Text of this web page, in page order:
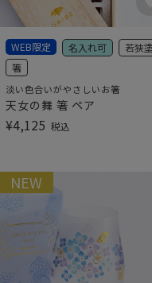
WEB限定 名入れ可
若狭塗
箸
淡い色合いがやさしいお箸
天女の舞 箸 ペア
¥4,125 税込
NEW